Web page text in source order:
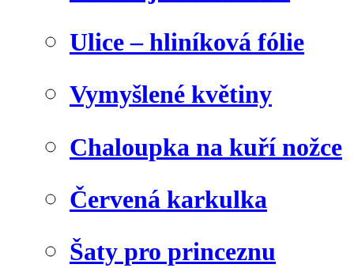
Ulice – hliníková fólie
Vymyšlené květiny
Chaloupka na kuří nožce
Červená karkulka
Šaty pro princeznu